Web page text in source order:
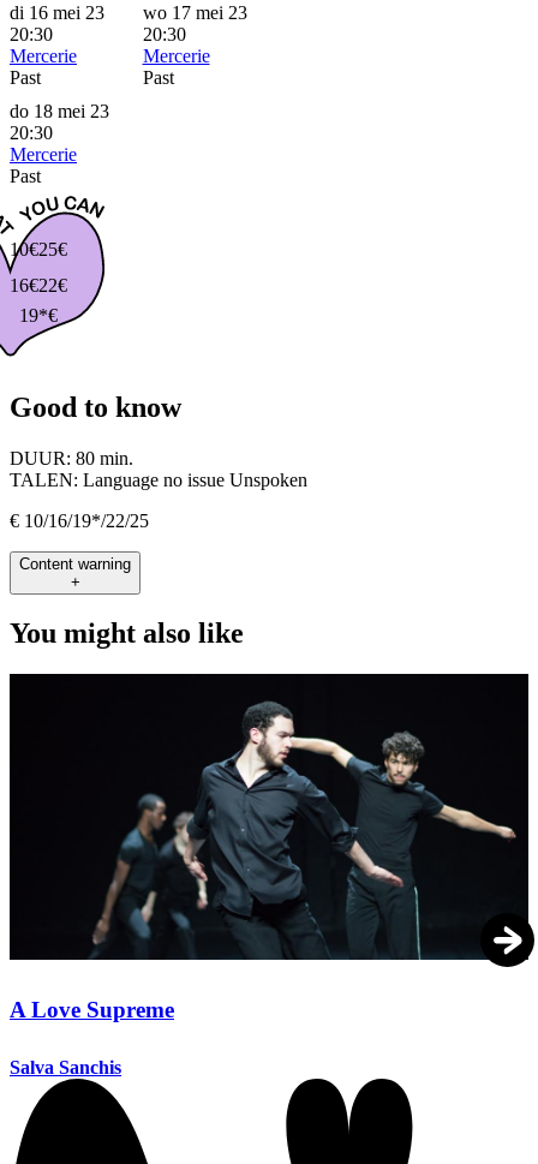
di 16 mei 23
20:30
Mercerie
Past
wo 17 mei 23
20:30
Mercerie
Past
do 18 mei 23
20:30
Mercerie
Past
10€
16€
19*€
22€
25€
Good to know
DUUR: 80 min.
TALEN: Language no issue Unspoken
€ 10/16/19*/22/25
Content warning
+
You might also like
A Love Supreme
Salva Sanchis